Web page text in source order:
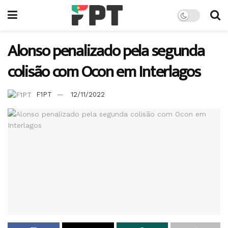
Alonso penalizado pela segunda
colisão com Ocon em Interlagos
F1PT 12/11/2022